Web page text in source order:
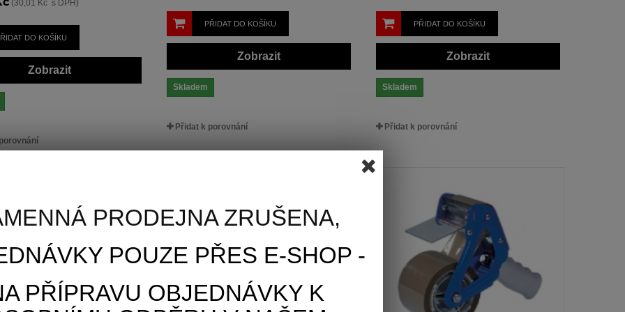
(30,01 Kč s DPH)
DO KOŠÍKU
Zobrazit
PŘIDAT DO KOŠÍKU
Zobrazit
Skladem
Přidat k porovnání
PŘIDAT DO KOŠÍKU
Zobrazit
Skladem
Přidat k porovnání
PRODEJNA ZRUŠENA,
POUZE PŘES E-SHOP -
PŘÍPRAVU OBJEDNÁVKY K